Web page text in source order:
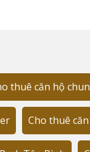
thuê căn hộ
Cho thuê